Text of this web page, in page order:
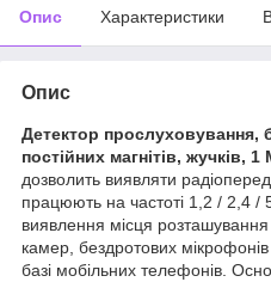
Опис Характеристики
Опис
Детектор прослуховування,
постійних магнітів, жучків,
дозволить виявляти
працюють на частоті 1,2 / 2,4 /
виявлення місця
камер, бездротових
базі мобільних телефонів.